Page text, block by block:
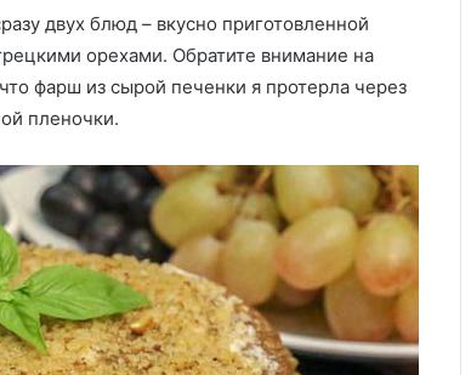
двух блюд – вкусно приготовленной
орехами. Обратите внимание на
фарш из сырой печенки я протерла через
пленочки.